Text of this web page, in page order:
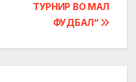
ТУРНИР ВО МАЛ
ФУДБАЛ“